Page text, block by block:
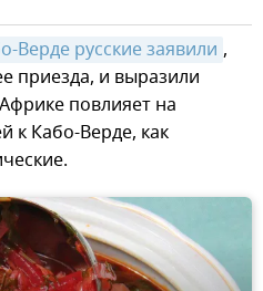
Верде русские заявили ,
приезда, и выразили
повлияет на
к Кабо-Верде, как